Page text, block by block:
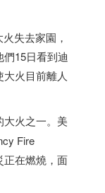
失去家園，
15日看到迪
火目前離人
火之一。美
Fire
正在燃燒，面